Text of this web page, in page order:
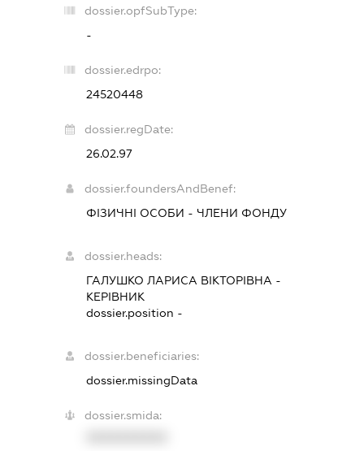
dossier.opfSubType:
-
dossier.edrpo:
24520448
dossier.regDate:
26.02.97
dossier.foundersAndBenef:
ФІЗИЧНІ ОСОБИ - ЧЛЕНИ ФОНДУ
dossier.heads:
ГАЛУШКО ЛАРИСА ВІКТОРІВНА -
КЕРІВНИК
dossier.position -
dossier.beneficiaries:
dossier.missingData
dossier.smida: